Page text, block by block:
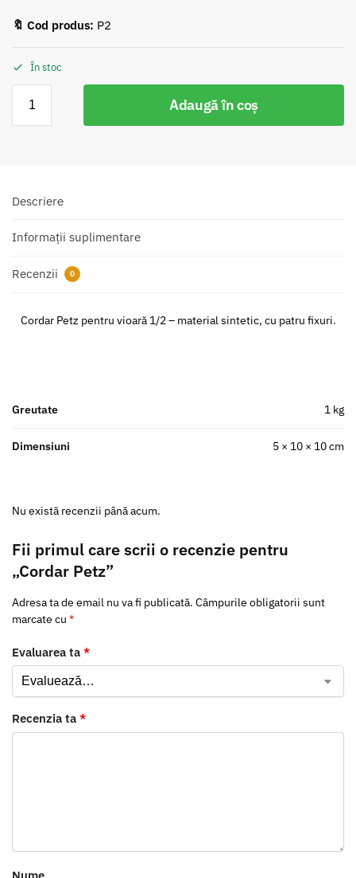
🔖 Cod produs: P2
În stoc
Adaugă în coș
Descriere
Informații suplimentare
Recenzii 0
Cordar Petz pentru vioară 1/2 – material sintetic, cu patru fixuri.
Greutate 1 kg
Dimensiuni 5 × 10 × 10 cm
Nu există recenzii până acum.
Fii primul care scrii o recenzie pentru
„Cordar Petz”
Adresa ta de email nu va fi publicată. Câmpurile obligatorii sunt
marcate cu *
Evaluarea ta *
Recenzia ta *